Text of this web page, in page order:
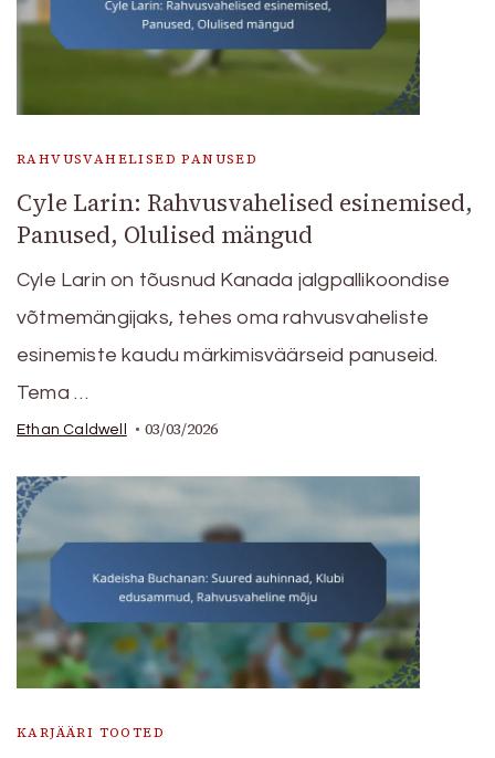
RAHVUSVAHELISED PANUSED
Cyle Larin: Rahvusvahelised esinemised,
Panused, Olulised mängud
Cyle Larin on tõusnud Kanada jalgpallikoondise
võtmemängijaks, tehes oma rahvusvaheliste
esinemiste kaudu märkimisväärseid panuseid.
Tema …
Ethan Caldwell 03/03/2026
KARJÄÄRI TOOTED